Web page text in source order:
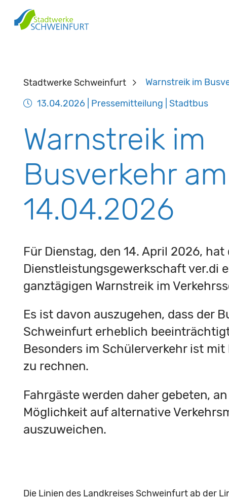
Stadtwerke Schweinfurt
Warnstreik im
13.04.2026| Pressemitteilung | Stadtbus
Warnstreik im
Busverkehr am
14.04.2026
Für Dienstag, den 14. April 2026, hat
Dienstleistungsgewerkschaft ver.di
ganztägigen Warnstreik im
Es ist davon auszugehen, dass der
Schweinfurt erheblich
Besonders im Schülerverkehr ist
zu rechnen.
Fahrgäste werden daher gebeten,
Möglichkeit auf alternative
auszuweichen.
Die Linien des Landkreises Schweinfurt ab der